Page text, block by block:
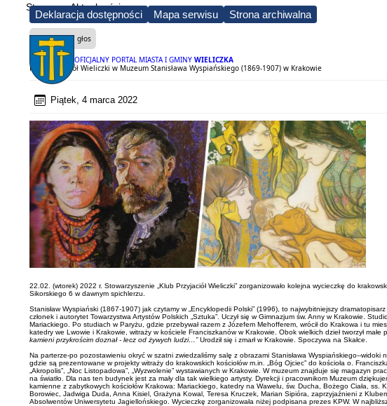
Deklaracja dostępności Mapa serwisu Strona archiwalna
OFICJALNY PORTAL MIASTA I GMINY WIELICZKA
Strona Aktualności
Czytaj na głos
Klub Przyjaciół Wieliczki w Muzeum Stanisława Wyspiańskiego (1869-1907) w Krakowie
Piątek, 4 marca 2022
22.02. (wtorek) 2022 r. Stowarzyszenie „Klub Przyjaciół Wieliczki” zorganizowało kolejna wycieczkę do
Sikorskiego 6 w dawnym spichlerzu.
Stanisław Wyspiański (1867-1907) jak czytamy w „Encyklopedii Polski” (1996), to najwybitniejszy
członek i autorytet Towarzystwa Artystów Polskich „Sztuka”. Uczył się w Gimnazjum św. Anny w Krakowie.
Mariackiego. Po studiach w Paryżu, gdzie przebywał razem z Józefem Mehofferem, wrócił do Krakowa i tu
katedry we Lwowie i Krakowie, witraży w kościele Franciszkanów w Krakowie. Obok wielkich dzieł tworzył
kamieni przykrościm doznał - lecz od żywych ludzi…”Urodził się i zmarł w Krakowie. Spoczywa na Skałce.
Na parterze-po pozostawieniu okryć w szatni zwiedzaliśmy salę z obrazami Stanisława Wyspiańskiego--
gdzie są prezentowane w projekty witraży do krakowskich kościołów m.in. „Bóg Ojciec” do kościoła o.
„Akropolis”, „Noc Listopadowa”, „Wyzwolenie” wystawianych w Krakowie. W muzeum znajduje się
na światło. Dla nas ten budynek jest za mały dla tak wielkiego artysty. Dyrekcji i pracownikom Muzeum
kamienne z zabytkowych kościołów Krakowa: Mariackiego, katedry na Wawelu, św. Ducha, Bożego Ciała,
Borowiec, Jadwiga Duda, Anna Kisiel, Grażyna Kowal, Teresa Kruczek, Marian Sipióra, zaprzyjaźnieni z
Absolwentów Uniwersytetu Jagiellońskiego. Wycieczkę zorganizowała niżej podpisana prezes KPW. W